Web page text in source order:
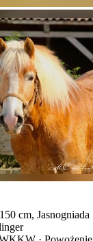
cm, Jasnogniada